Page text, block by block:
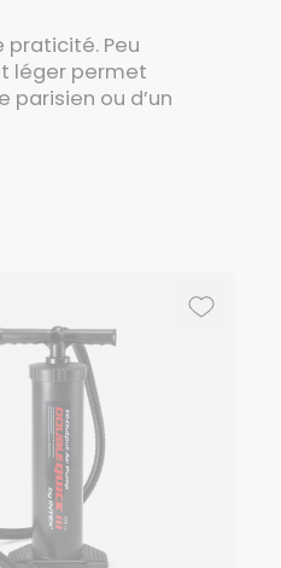
Peu
léger permet
parisien ou d’un
Ajouter